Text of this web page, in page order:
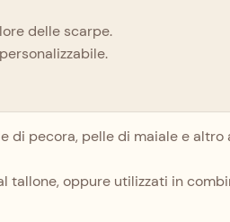
delle scarpe.
di pecora, pelle di maiale e
tallone, oppure utilizzati in